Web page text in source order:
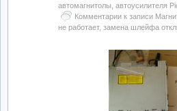
автомагнитолы, автоусилителя
Комментарии к записи
не работает, замена шлейфа